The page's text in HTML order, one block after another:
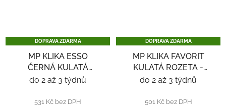
DOPRAVA ZDARMA
MP KLIKA ESSO
ČERNÁ KULATÁ
ROZETA - ČERNÁ
do 2 až 3 týdnů
531 Kč bez DPH
DOPRAVA ZDARMA
MP KLIKA FAVORIT
KULATÁ ROZETA -
ČERNÁ
do 2 až 3 týdnů
501 Kč bez DPH